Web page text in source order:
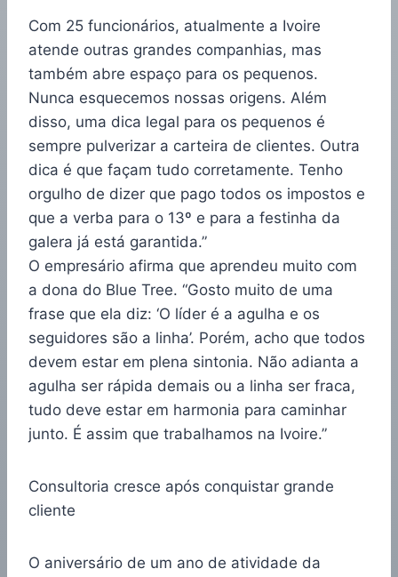
Com 25 funcionários, atualmente a Ivoire
atende outras grandes companhias, mas
também abre espaço para os pequenos.
Nunca esquecemos nossas origens. Além
disso, uma dica legal para os pequenos é
sempre pulverizar a carteira de clientes. Outra
dica é que façam tudo corretamente. Tenho
orgulho de dizer que pago todos os impostos e
que a verba para o 13º e para a festinha da
galera já está garantida.”
O empresário afirma que aprendeu muito com
a dona do Blue Tree. “Gosto muito de uma
frase que ela diz: ‘O líder é a agulha e os
seguidores são a linha’. Porém, acho que todos
devem estar em plena sintonia. Não adianta a
agulha ser rápida demais ou a linha ser fraca,
tudo deve estar em harmonia para caminhar
junto. É assim que trabalhamos na Ivoire.”
Consultoria cresce após conquistar grande
cliente
O aniversário de um ano de atividade da